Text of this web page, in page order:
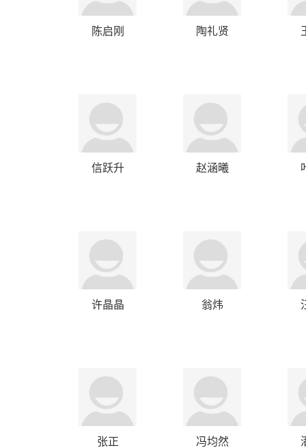
陈启刚 陶礼贤
信跃升 赵涵曦
许晶晶 翁炜
张正 冯均然